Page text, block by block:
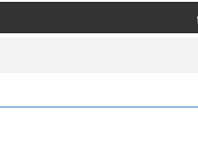
शिक्षक सरुवा